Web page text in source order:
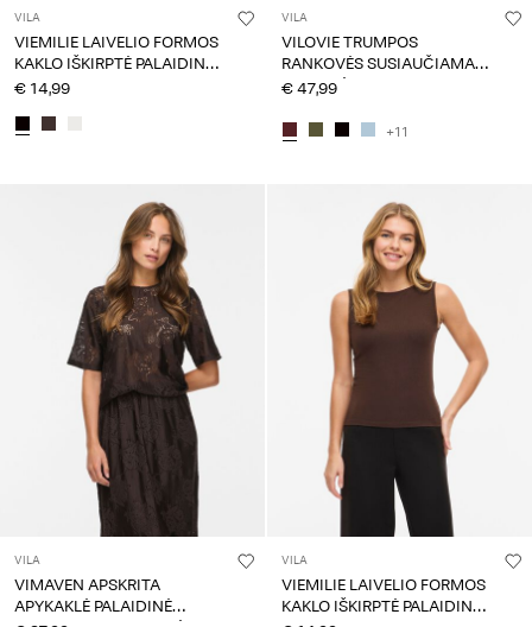
VILA
VIEMILIE LAIVELIO FORMOS
KAKLO IŠKIRPTĖ PALAIDINĖ
BE RANKOVIŲ
€ 14,99
VILA
VILOVIE TRUMPOS
RANKOVĖS SUSIAUČIAMA
SUKNELĖ
€ 47,99
+11
VILA
VIMAVEN APSKRITA
APYKAKLĖ PALAIDINĖ
VILA
VIEMILIE LAIVELIO FORMOS
KAKLO IŠKIRPTĖ PALAIDINĖ